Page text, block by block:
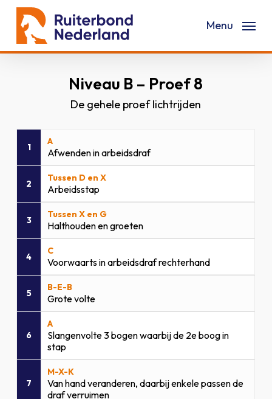
Skip
main
Menu
Niveau B – Proef 8
De gehele proef lichtrijden
1
A
Afwenden in arbeidsdraf
2
Tussen D en X
Arbeidsstap
3
Tussen X en G
Halthouden en groeten
4
C
Voorwaarts in arbeidsdraf rechterhand
5
B-E-B
Grote volte
6
A
Slangenvolte 3 bogen waarbij de 2e boog in
stap
7
M-X-K
Van hand veranderen, daarbij enkele passen de
draf verruimen